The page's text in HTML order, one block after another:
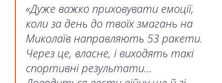
«Дуже важко приховувати емоції,
коли за день до твоїх змагань на
Миколаїв направляють 53 ракети.
Через це, власне, і виходять такі
спортивні результати…